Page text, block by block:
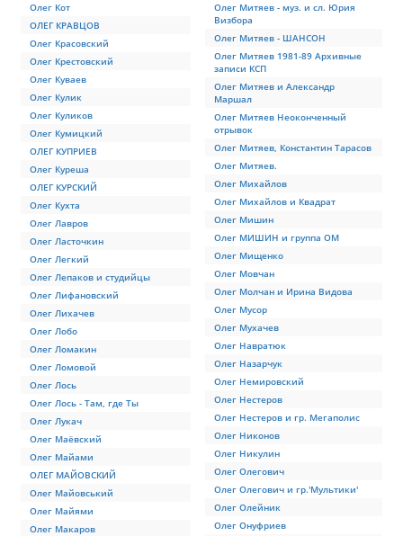
Олег Кот
ОЛЕГ КРАВЦОВ
Олег Красовский
Олег Крестовский
Олег Куваев
Олег Кулик
Олег Куликов
Олег Кумицкий
ОЛЕГ КУПРИЕВ
Олег Куреша
ОЛЕГ КУРСКИЙ
Олег Кухта
Олег Лавров
Олег Ласточкин
Олег Легкий
Олег Лепаков и студийцы
Олег Лифановский
Олег Лихачев
Олег Лобо
Олег Ломакин
Олег Ломовой
Олег Лось
Олег Лось - Там, где Ты
Олег Лукач
Олег Маёвский
Олег Майами
ОЛЕГ МАЙОВСКИЙ
Олег Майовський
Олег Майями
Олег Макаров
Олег Митяев - муз. и сл. Юрия
Визбора
Олег Митяев - ШАНСОН
Олег Митяев 1981-89 Архивные
записи КСП
Олег Митяев и Александр
Маршал
Олег Митяев Неоконченный
отрывок
Олег Митяев, Константин Тарасов
Олег Митяев.
Олег Михайлов
Олег Михайлов и Квадрат
Олег Мишин
Олег МИШИН и группа ОМ
Олег Мищенко
Олег Мовчан
Олег Молчан и Ирина Видова
Олег Мусор
Олег Мухачев
Олег Навратюк
Олег Назарчук
Олег Немировский
Олег Нестеров
Олег Нестеров и гр. Мегаполис
Олег Никонов
Олег Никулин
Олег Олегович
Олег Олегович и гр.'Мультики'
Олег Олейник
Олег Онуфриев